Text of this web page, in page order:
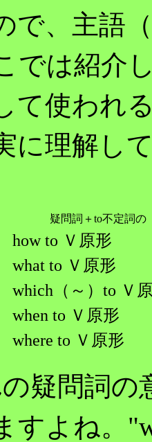
で、主語
では紹介
て使われ
に理解し
疑問詞＋to不定詞
how to Ｖ原形
what to Ｖ原形
which（～）to Ｖ
when to Ｖ原形
where to Ｖ原形
疑問詞の
すよね。